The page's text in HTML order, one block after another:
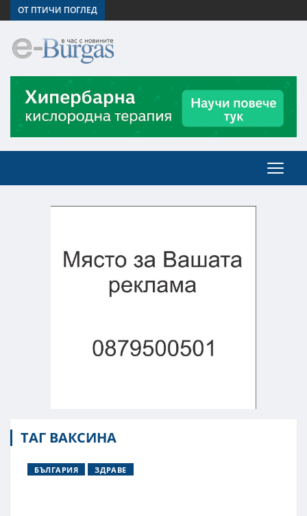
ОТ ПТИЧИ ПОГЛЕД
ТАГ ВАКСИНА
БЪЛГАРИЯ ЗДРАВЕ